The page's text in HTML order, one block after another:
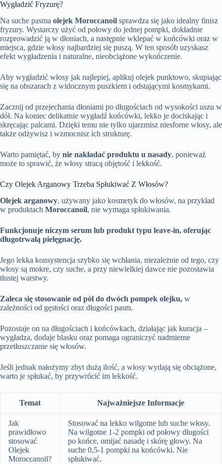
Wygładzić Fryzurę?
Na suche pasma olejek Moroccanoil sprawdza się jako idealny finisz
fryzury. Wystarczy użyć od połowy do jednej pompki, dokładnie
rozprowadzić ją w dłoniach, a następnie wklepać w końcówki oraz w
miejsca, gdzie włosy najbardziej się puszą. W ten sposób uzyskasz
efekt wygładzenia i naturalne, nieobciążone wykończenie.
Aby wygładzić włosy jak najlepiej, aplikuj olejek punktowo, skupiając
się na obszarach z widocznym puszkiem i odstającymi kosmykami.
Zacznij od przejechania dłoniami po długościach od wysokości uszu w
dół. Na koniec delikatnie wygładź końcówki, lekko je dociskając i
skręcając palcami. Dzięki temu nie tylko ujarzmisz niesforne włosy, ale
także odżywisz i wzmocnisz ich strukturę.
Warto pamiętać, by nie nakładać produktu u nasady, ponieważ
może to sprawić, że włosy stracą objętość i lekkość.
Czy Olejek Arganowy Trzeba Spłukiwać Z Włosów?
Olejek arganowy, używany jako kosmetyk do włosów, na przykład
w produktach Moroccanoil, nie wymaga spłukiwania.
Funkcjonuje niczym serum lub produkt typu leave-in, oferując
długotrwałą pielęgnację.
Jego lekka konsystencja szybko się wchłania, niezależnie od tego, czy
włosy są mokre, czy suche, a przy niewielkiej dawce nie pozostawia
tłustej warstwy.
Zaleca się stosowanie od pół do dwóch pompek olejku, w
zależności od gęstości oraz długości pasm.
Pozostaje on na długościach i końcówkach, działając jak kuracja –
wygładza, dodaje blasku oraz pomaga ograniczyć nadmierne
przetłuszczanie się włosów.
Jeśli jednak nałożymy zbyt dużą ilość, a włosy wydają się obciążone,
warto je spłukać, by przywrócić im lekkość.
Temat Najważniejsze Informacje
Jak
prawidłowo
stosować
Olejek
Moroccanoil?
Stosować na lekko wilgotne lub suche włosy.
Na wilgotne 1-2 pompki od połowy długości
po końce, omijać nasadę i skórę głowy. Na
suche 0,5-1 pompki na końcówki. Nie
spłukiwać.